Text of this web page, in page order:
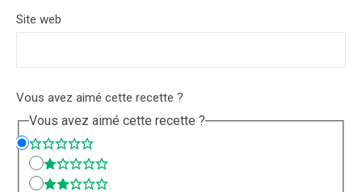
Site web
Vous avez aimé cette recette ?
Vous avez aimé cette recette ?